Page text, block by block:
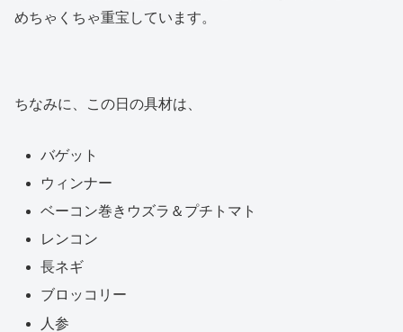
めちゃくちゃ重宝しています。
ちなみに、この日の具材は、
バゲット
ウィンナー
ベーコン巻きウズラ＆プチトマト
レンコン
長ネギ
ブロッコリー
人参